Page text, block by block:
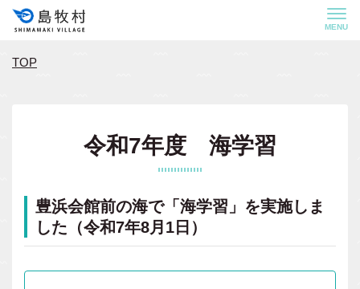
MENU
TOP
令和7年度 海学習
豊浜会館前の海で「海学習」を実施しま
した（令和7年8月1日）